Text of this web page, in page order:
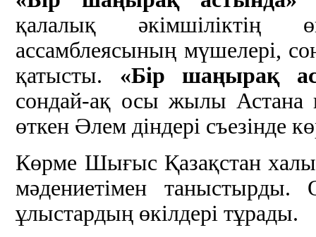
қалалық әкімшіліктің
ассамблеясының мүшелері,
қатысты. «Бір шаңырақ
сондай-ақ осы жылы Астана
өткен Әлем діндері съезінде
Көрме Шығыс Қазақстан
мәдениетімен
ұлыстардың өкілдері тұрады.